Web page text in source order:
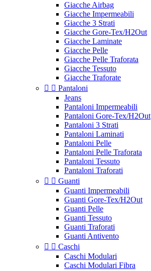
Giacche Airbag
Giacche Impermeabili
Giacche 3 Strati
Giacche Gore-Tex/H2Out
Giacche Laminate
Giacche Pelle
Giacche Pelle Traforata
Giacche Tessuto
Giacche Traforate
  Pantaloni
Jeans
Pantaloni Impermeabili
Pantaloni Gore-Tex/H2Out
Pantaloni 3 Strati
Pantaloni Laminati
Pantaloni Pelle
Pantaloni Pelle Traforata
Pantaloni Tessuto
Pantaloni Traforati
  Guanti
Guanti Impermeabili
Guanti Gore-Tex/H2Out
Guanti Pelle
Guanti Tessuto
Guanti Traforati
Guanti Antivento
  Caschi
Caschi Modulari
Caschi Modulari Fibra